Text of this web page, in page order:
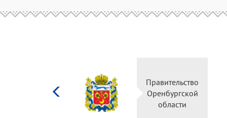
Правительство
Оренбургской
области